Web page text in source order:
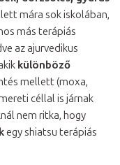
mára sok iskolában,
más terápiás
az ajurvedikus
különböző
mellett (moxa,
céllal is járnak
nem ritka, hogy
egy shiatsu terápiás